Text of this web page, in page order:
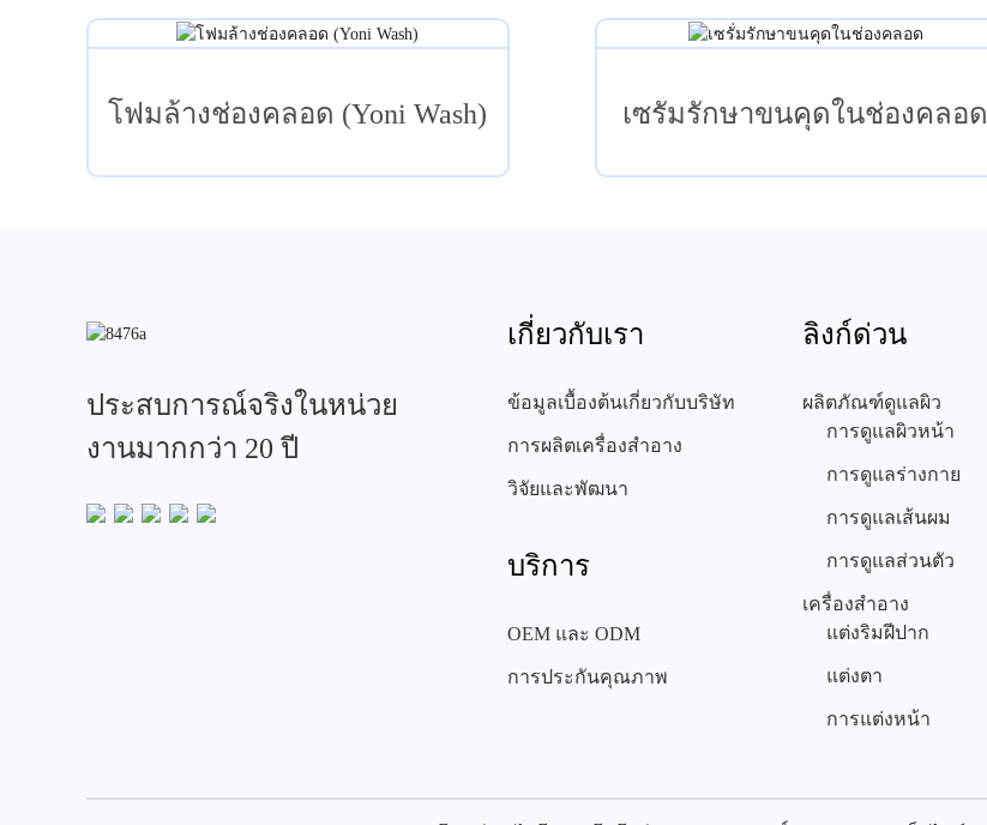
โฟมล้างช่องคลอด (Yoni Wash) เซรั่มรักษาขนคุดในช่องคลอด
ประสบการณ์จริงในหน่วย
งานมากกว่า 20 ปี
เกี่ยวกับเรา
ข้อมูลเบื้องต้นเกี่ยวกับบริษัท
การผลิตเครื่องสำอาง
วิจัยและพัฒนา
บริการ
OEM และ ODM
การประกันคุณภาพ
ลิงก์ด่วน
ผลิตภัณฑ์ดูแลผิว
การดูแลผิวหน้า
การดูแลร่างกาย
การดูแลเส้นผม
การดูแลส่วนตัว
เครื่องสำอาง
แต่งริมฝีปาก
แต่งตา
การแต่งหน้า